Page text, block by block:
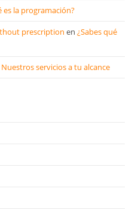
es la programación?
prescription en¿Sabes qué
Nuestros servicios a tu alcance